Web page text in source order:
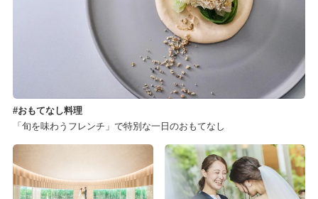
おもてなし料理
「旬を味わうフレンチ」で特別な一日のおもてなし